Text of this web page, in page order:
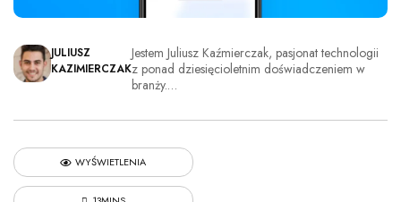
JULIUSZ
KAZIMIERCZAK
Jestem Juliusz Kaźmierczak, pasjonat technologii
z ponad dziesięcioletnim doświadczeniem w
branży.…
WYŚWIETLENIA